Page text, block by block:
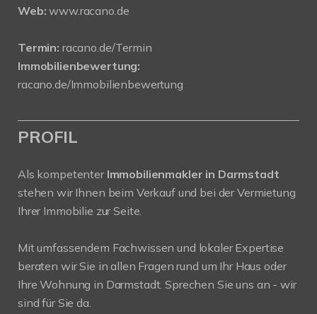
Web: www.racano.de
Termin: racano.de/Termin
Immobilienbewertung:
racano.de/Immobilienbewertung
PROFIL
Als kompetenter Immobilienmakler in Darmstadt
stehen wir Ihnen beim Verkauf und bei der Vermietung
Ihrer Immobilie zur Seite.
Mit umfassendem Fachwissen und lokaler Expertise
beraten wir Sie in allen Fragen rund um Ihr Haus oder
Ihre Wohnung in Darmstadt. Sprechen Sie uns an - wir
sind für Sie da.